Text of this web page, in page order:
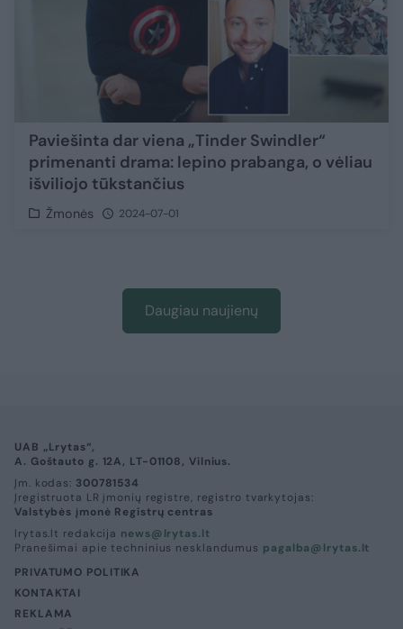
Paviešinta dar viena „Tinder Swindler“
primenanti drama: lepino prabanga, o vėliau
išviliojo tūkstančius
Žmonės 2024-07-01
Daugiau naujienų
UAB „Lrytas“,
A. Goštauto g. 12A, LT-01108, Vilnius.
Įm. kodas: 300781534
Įregistruota LR įmonių registre, registro tvarkytojas:
Valstybės įmonė Registrų centras
lrytas.lt redakcija news@lrytas.lt
Pranešimai apie techninius nesklandumus pagalba@lrytas.lt
PRIVATUMO POLITIKA
KONTAKTAI
REKLAMA